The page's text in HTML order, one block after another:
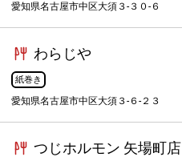
愛知県名古屋市中区大須３-３０-６
わらじや
紙巻き
愛知県名古屋市中区大須３-６-２３
つじホルモン 矢場町店